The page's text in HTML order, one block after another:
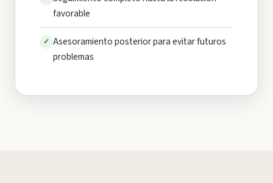
favorable
✓ Asesoramiento posterior para evitar futuros
problemas